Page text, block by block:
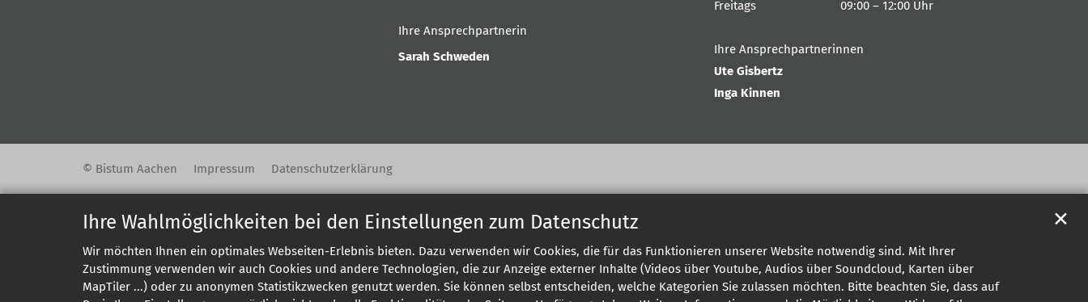
Ihre Wahlmöglichkeiten bei den Einstellungen zum Datenschutz
Wir möchten Ihnen ein optimales Webseiten-Erlebnis bieten. Dazu verwenden wir Cookies, die für das Funktionieren unserer Website notwendig sind. Mit Ihrer
Zustimmung verwenden wir auch Cookies und andere Technologien, die zur Anzeige externer Inhalte (Videos über Youtube, Audios über Soundcloud, Karten über
MapTiler ...) oder zu anonymen Statistikzwecken genutzt werden. Sie können selbst entscheiden, welche Kategorien Sie zulassen möchten. Bitte beachten Sie, dass auf
✕
Ihre Ansprechpartnerin
Sarah Schweden
Freitags 09:00 – 12:00 Uhr
Ihre Ansprechpartnerinnen
Ute Gisbertz
Inga Kinnen
© Bistum Aachen Impressum Datenschutzerklärung